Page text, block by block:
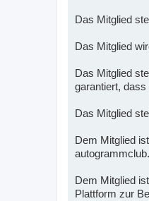
Das Mitglied
Das Mitglied
Das Mitglied
garantiert,
Das Mitglied
Dem Mitglied
Dem Mitglied
Plattform zur